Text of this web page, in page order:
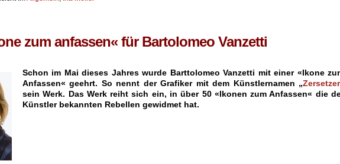
zum anfassen« für Bartolomeo Vanzetti
Schon im Mai dieses Jahres wurde Barttolomeo Vanzetti mit einer «Ikone
Anfassen« geehrt. So nennt der Grafiker mit dem Künstlernamen „Zersetzer
sein Werk. Das Werk reiht sich ein, in über 50 «Ikonen zum Anfassen« die
Künstler bekannten Rebellen gewidmet hat.